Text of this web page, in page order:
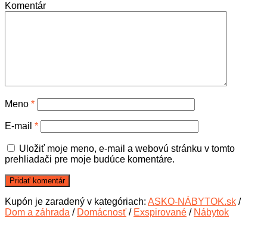
Komentár
Meno *
E-mail *
Uložiť moje meno, e-mail a webovú stránku v tomto
prehliadači pre moje budúce komentáre.
Kupón je zaradený v kategóriach: ASKO-NÁBYTOK.sk /
Dom a záhrada / Domácnosť / Exspirované / Nábytok